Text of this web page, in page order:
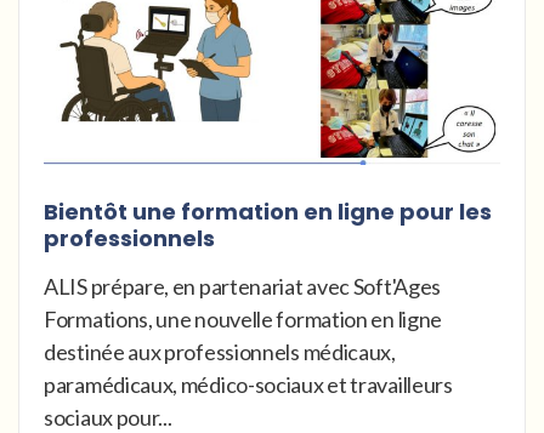
Bientôt une formation en ligne pour les
professionnels
ALIS prépare, en partenariat avec Soft'Ages
Formations, une nouvelle formation en ligne
destinée aux professionnels médicaux,
paramédicaux, médico-sociaux et travailleurs
sociaux pour...